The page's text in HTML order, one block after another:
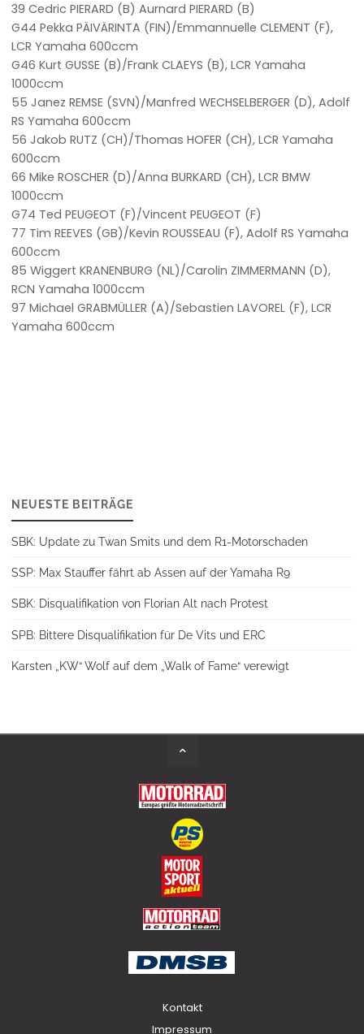
39 Cedric PIERARD (B) Aurnard PIERARD (B)
G44 Pekka PÄIVÄRINTA (FIN)/Emmannuelle CLEMENT (F),
LCR Yamaha 600ccm
G46 Kurt GUSSE (B)/Frank CLAEYS (B), LCR Yamaha
1000ccm
55 Janez REMSE (SVN)/Manfred WECHSELBERGER (D), Adolf
RS Yamaha 600ccm
56 Jakob RUTZ (CH)/Thomas HOFER (CH), LCR Yamaha
600ccm
66 Mike ROSCHER (D)/Anna BURKARD (CH), LCR BMW
1000ccm
G74 Ted PEUGEOT (F)/Vincent PEUGEOT (F)
77 Tim REEVES (GB)/Kevin ROUSSEAU (F), Adolf RS Yamaha
600ccm
85 Wiggert KRANENBURG (NL)/Carolin ZIMMERMANN (D),
RCN Yamaha 1000ccm
97 Michael GRABMÜLLER (A)/Sebastien LAVOREL (F), LCR
Yamaha 600ccm
NEUESTE BEITRÄGE
SBK: Update zu Twan Smits und dem R1-Motorschaden
SSP: Max Stauffer fährt ab Assen auf der Yamaha R9
SBK: Disqualifikation von Florian Alt nach Protest
SPB: Bittere Disqualifikation für De Vits und ERC
Karsten „KW“ Wolf auf dem „Walk of Fame“ verewigt
Kontakt
Impressum
Back